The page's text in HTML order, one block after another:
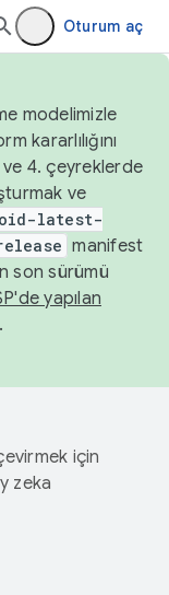
Oturum aç
modelimizle
kararlılığını
4. çeyreklerde
ve
latest-
manifest
son sürümü
yapılan
için
zeka